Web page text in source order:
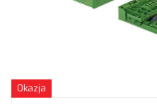
Okazja